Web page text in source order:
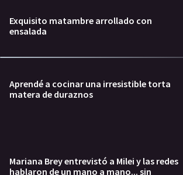
Exquisito matambre arrollado con
ensalada
Aprendé a cocinar una irresistible torta
matera de duraznos
Mariana Brey entrevistó a Milei y las redes
hablaron de un mano a mano... sin